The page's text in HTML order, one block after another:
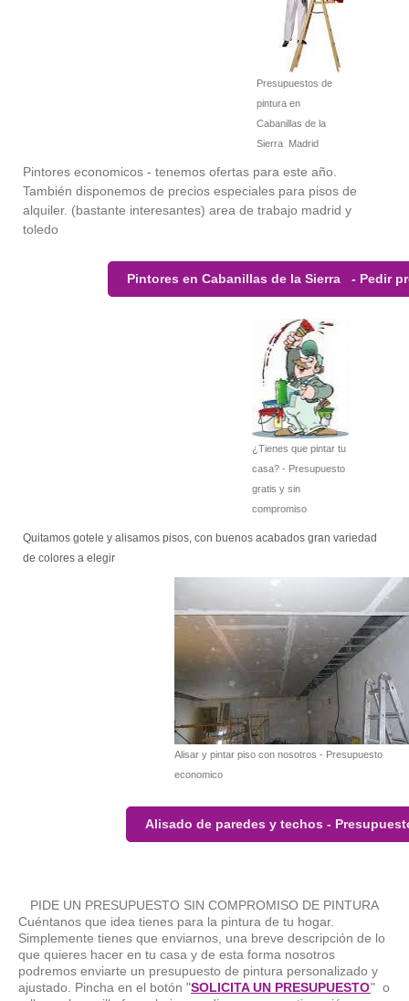
Presupuestos de
pintura en
Cabanillas de la
Sierra Madrid
Pintores economicos - tenemos ofertas para este año.
También disponemos de precios especiales para pisos de
alquiler. (bastante interesantes) area de trabajo madrid y
toledo
Pintores en Cabanillas de la Sierra - Pedir
¿Tienes que pintar tu
casa? - Presupuesto
gratis y sin
compromiso
Quitamos gotele y alisamos pisos, con buenos acabados gran variedad
de colores a elegir
Alisar y pintar piso con nosotros - Presupuesto
economico
Alisado de paredes y techos -
PIDE UN PRESUPUESTO SIN COMPROMISO DE PINTURA
Cuéntanos que idea tienes para la pintura de tu hogar.
Simplemente tienes que enviarnos, una breve descripción de lo
que quieres hacer en tu casa y de esta forma nosotros
podremos enviarte un presupuesto de pintura personalizado y
ajustado. Pincha en el botón "SOLICITA UN PRESUPUESTO" o